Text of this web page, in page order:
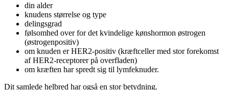
din alder
knudens størrelse og type
delingsgrad
følsomhed over for det kvindelige kønshormon østrogen
(østrogenpositiv)
om knuden er HER2-positiv (kræftceller med stor forekomst
af HER2-receptorer på overfladen)
om kræften har spredt sig til lymfeknuder.
Dit samlede helbred har også en stor betydning.